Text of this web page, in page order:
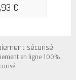
€
sécurisé
en ligne 100%